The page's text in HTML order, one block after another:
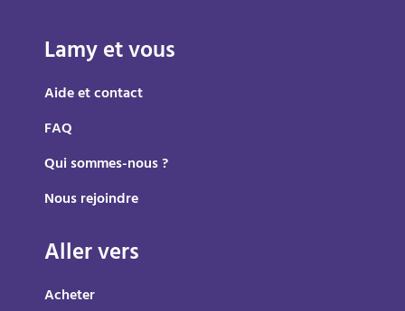
Lamy et vous
Aide et contact
FAQ
Qui sommes-nous ?
Nous rejoindre
Aller vers
Acheter